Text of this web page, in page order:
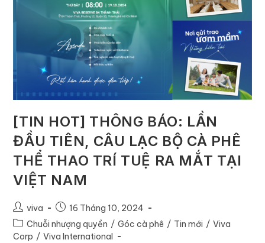
[TIN HOT] THÔNG BÁO: LẦN
ĐẦU TIÊN, CÂU LẠC BỘ CÀ PHÊ
THỂ THAO TRÍ TUỆ RA MẮT TẠI
VIỆT NAM
viva
16 Tháng 10, 2024
Chuỗi nhượng quyền / Góc cà phê / Tin mới / Viva
Corp / Viva International